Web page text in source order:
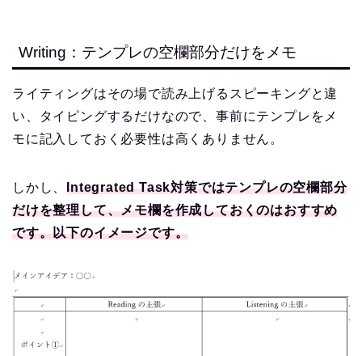
Writing：テンプレの空欄部分だけをメモ
ライティングはその場で読み上げるスピーキングと違
い、タイピングするだけなので、事前にテンプレをメ
モに記入しておく必要性は高くありません。
しかし、Integrated Task対策ではテンプレの空欄部分
だけを整理して、メモ欄を作成しておくのはおすすめ
です。以下のイメージです。